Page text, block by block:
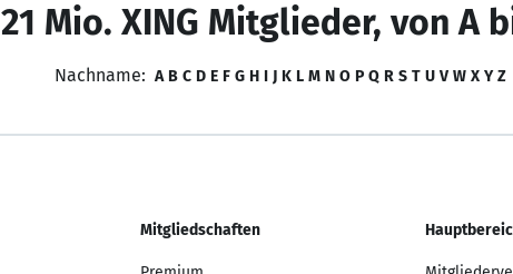
21 Mio. XING Mitglieder, von A
Nachname: A B C D E F G H I J K L M N O P Q R S T U V W X Y Z
Mitgliedschaften